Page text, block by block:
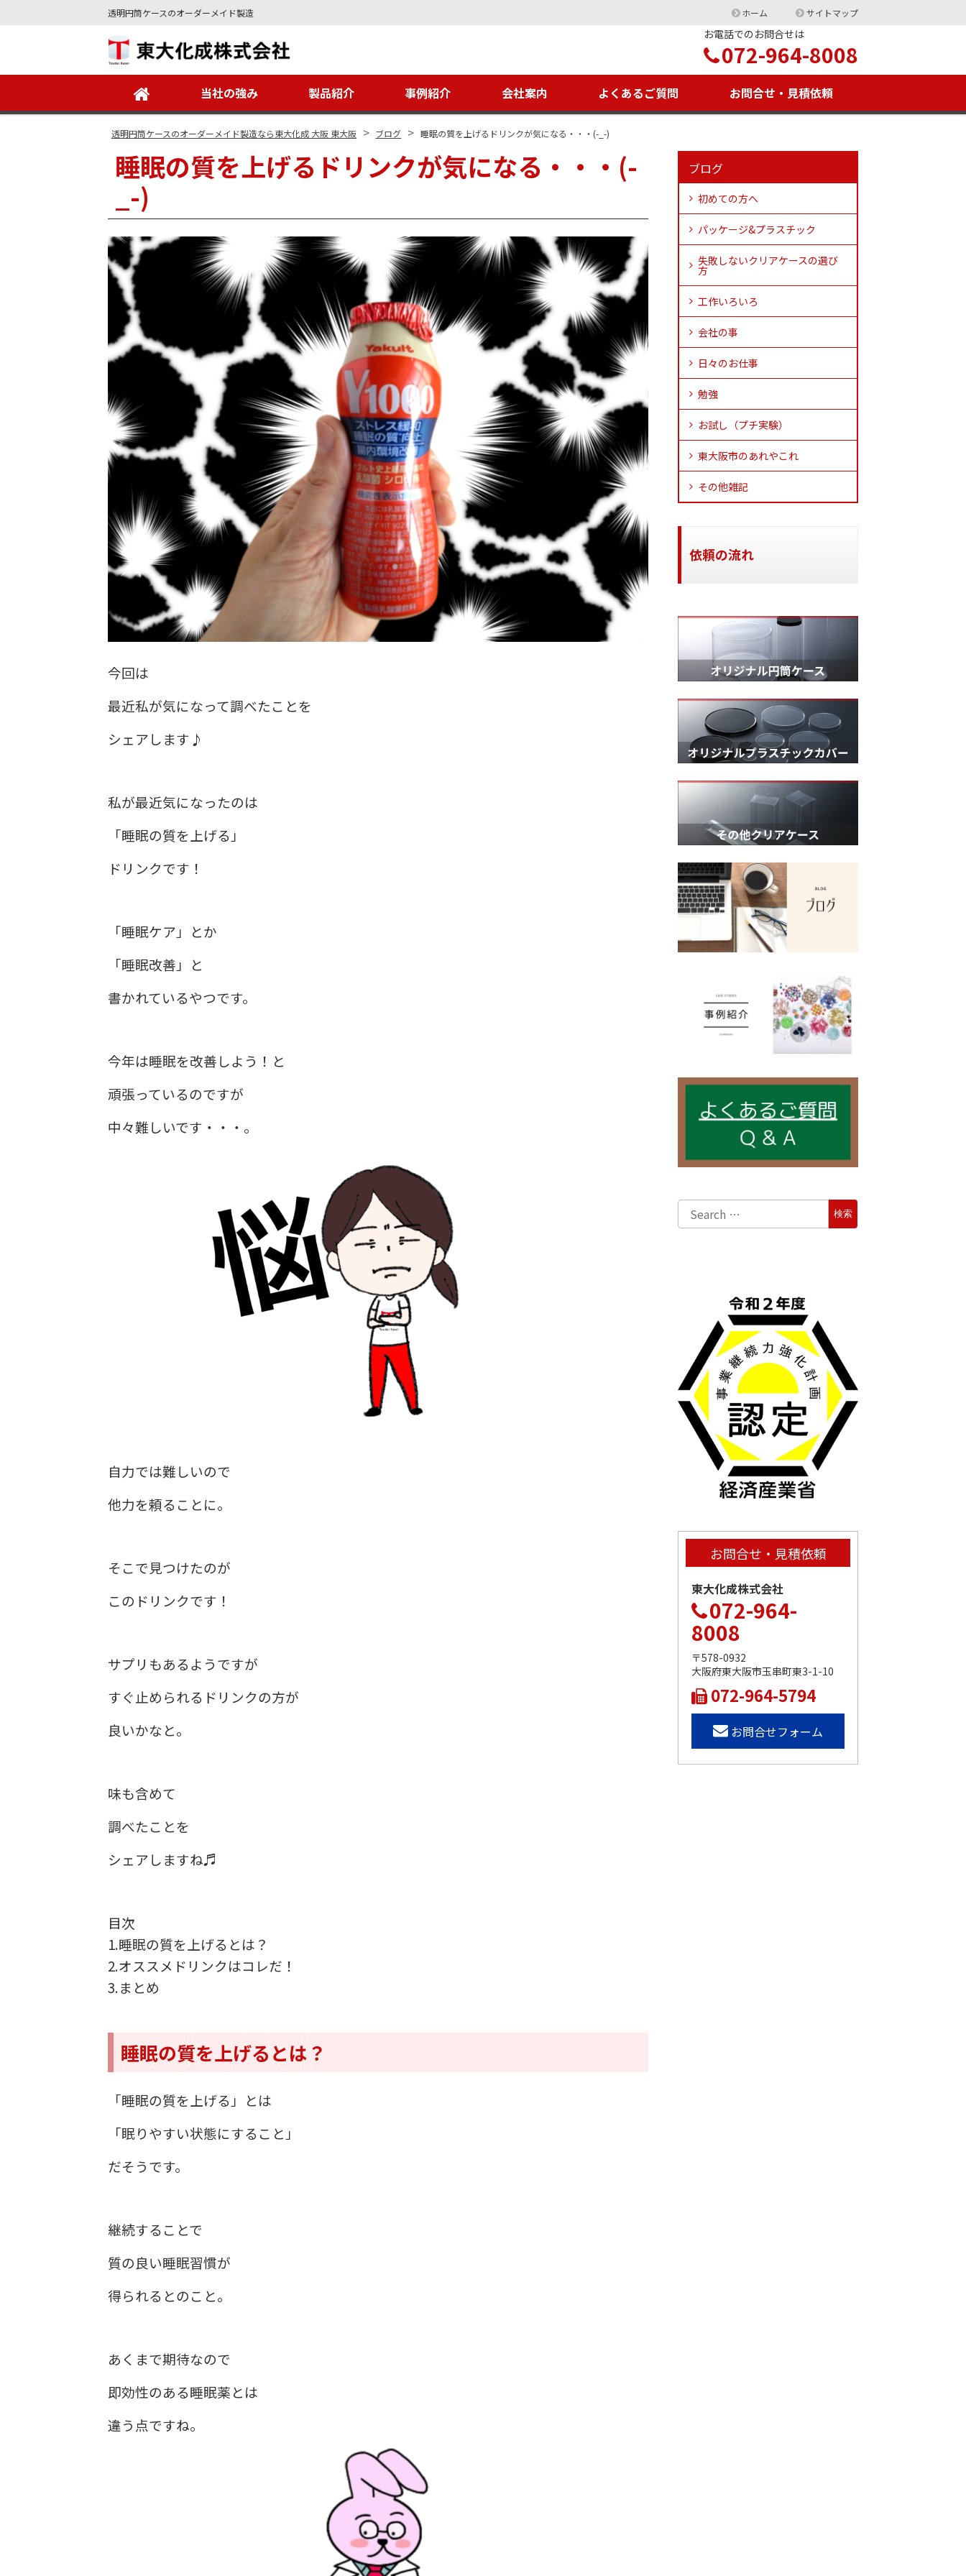
透明円筒ケースのオーダーメイド製造 ホーム サイトマップ
お電話でのお問合せは
072-964-8008
当社の強み 製品紹介 事例紹介 会社案内 よくあるご質問 お問合せ・見積依頼
透明円筒ケースのオーダーメイド製造なら東大化成 大阪 東大阪 > ブログ > 睡眠の質を上げるドリンクが気になる・・・(-_-)
睡眠の質を上げるドリンクが気になる・・・(-
_-)
今回は
最近私が気になって調べたことを
シェアします♪
私が最近気になったのは
「睡眠の質を上げる」
ドリンクです！
「睡眠ケア」とか
「睡眠改善」と
書かれているやつです。
今年は睡眠を改善しよう！と
頑張っているのですが
中々難しいです・・・。
自力では難しいので
他力を頼ることに。
そこで見つけたのが
このドリンクです！
サプリもあるようですが
すぐ止められるドリンクの方が
良いかなと。
味も含めて
調べたことを
シェアしますね♬
目次
1.睡眠の質を上げるとは？
2.オススメドリンクはコレだ！
3.まとめ
睡眠の質を上げるとは？
「睡眠の質を上げる」とは
「眠りやすい状態にすること」
だそうです。
継続することで
質の良い睡眠習慣が
得られるとのこと。
あくまで期待なので
即効性のある睡眠薬とは
違う点ですね。
ブログ
初めての方へ
パッケージ&プラスチック
失敗しないクリアケースの選び
方
工作いろいろ
会社の事
日々のお仕事
勉強
お試し（プチ実験）
東大阪市のあれやこれ
その他雑記
依頼の流れ
お問合せ・見積依頼
東大化成株式会社
072-964-
8008
〒578-0932
大阪府東大阪市玉串町東3-1-10
072-964-5794
お問合せフォーム